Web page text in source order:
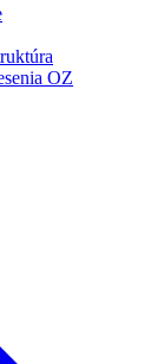
OZ